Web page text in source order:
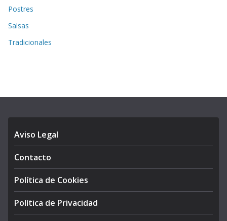
Postres
Salsas
Tradicionales
Aviso Legal
Contacto
Política de Cookies
Política de Privacidad